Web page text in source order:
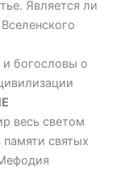
Является ли
и богословы о
весь светом
святых